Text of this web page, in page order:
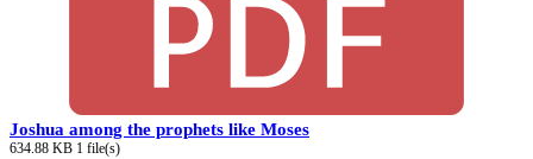
Joshua among the prophets like Moses
634.88 KB 1 file(s)